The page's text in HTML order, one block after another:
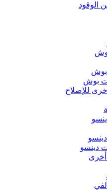
الوقود
بوش
للإصلاح
دينسو
أخرى